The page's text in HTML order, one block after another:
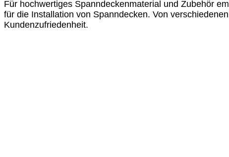
Für hochwertiges Spanndeckenmaterial und Zubehör
für die Installation von Spanndecken. Von
Kundenzufriedenheit.